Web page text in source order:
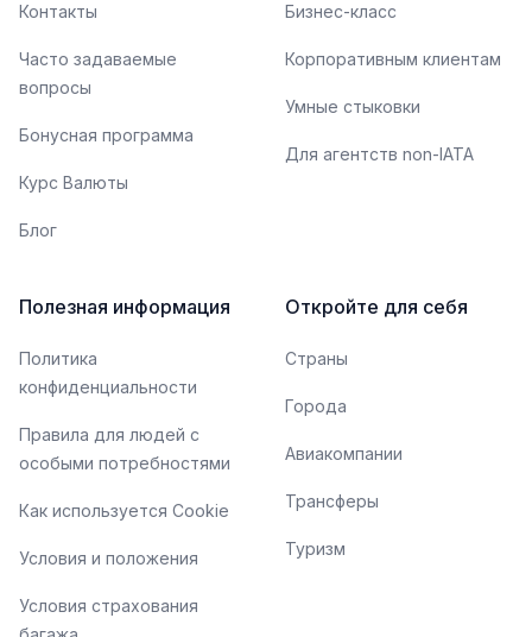
Контакты
Часто задаваемые
вопросы
Бонусная программа
Курс Валюты
Блог
Бизнес-класс
Корпоративным клиентам
Умные стыковки
Для агентств non-IATA
Полезная информация
Политика
конфиденциальности
Правила для людей с
особыми потребностями
Как используется Cookie
Условия и положения
Условия страхования
Откройте для себя
Страны
Города
Авиакомпании
Трансферы
Туризм